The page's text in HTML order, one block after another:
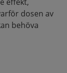
dosen av
behöva